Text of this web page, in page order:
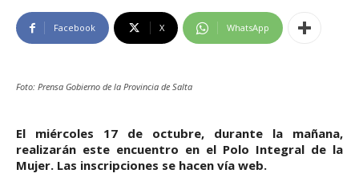
Facebook X WhatsApp
Foto: Prensa Gobierno de la Provincia de Salta
El miércoles 17 de octubre, durante la mañana,
realizarán este encuentro en el Polo Integral de la
Mujer. Las inscripciones se hacen vía web.